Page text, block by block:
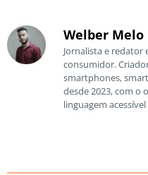
Welber Melo
Jornalista e redator
consumidor.
smartphones,
desde 2023, com o
linguagem